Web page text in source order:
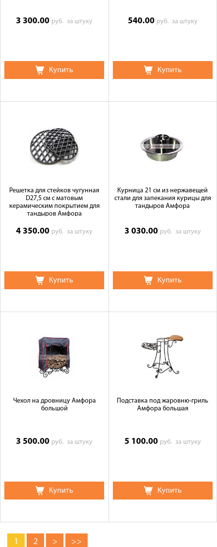
3 300.00 руб.за штуку
Купить
540.00 руб. за штуку
Купить
Решетка для стейков чугунная
D27,5 см с матовым
керамическим покрытием для
тандыров Амфора
4 350.00 руб.за штуку
Купить
Курница 21 см из нержавещей
стали для запекания курицы для
тандыров Амфора
3 030.00 руб. за штуку
Купить
Чехол на дровницу Амфора
большой
3 500.00 руб.за штуку
Купить
Подставка под жаровню-гриль
Амфора большая
5 100.00 руб. за штуку
Купить
1 2 > >>